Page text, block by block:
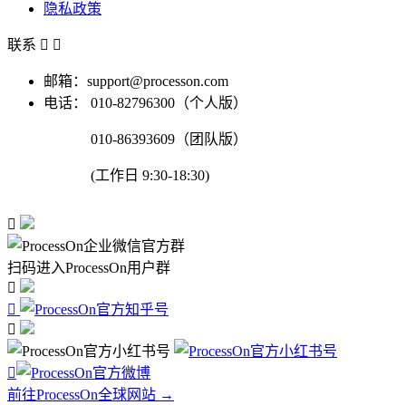
隐私政策
联系  
邮箱：support@processon.com
电话：
010-82796300（个人版）
010-86393609（团队版）
(工作日 9:30-18:30)

扫码进入ProcessOn用户群




前往ProcessOn全球网站 →